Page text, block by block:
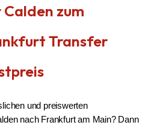
Calden zum
Transfer
und preiswerten
nach Frankfurt am Main? Dann